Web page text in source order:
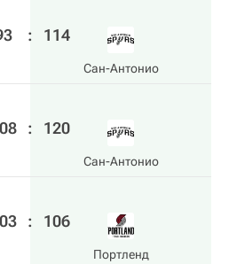
: 114
Сан-Антонио
: 120
Сан-Антонио
: 106
Портленд